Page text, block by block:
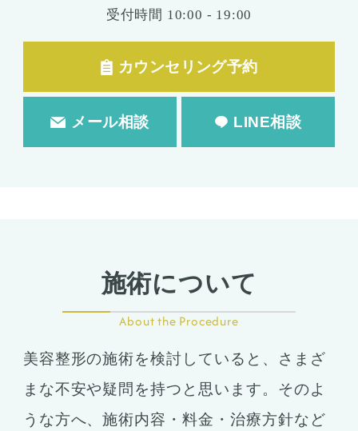
受付時間 10:00 - 19:00
カウンセリング予約
メール相談 LINE相談
施術について
About the Procedure
美容整形の施術を検討していると、さまざ
まな不安や疑問を持つと思います。そのよ
うな方へ、施術内容・料金・治療方針など